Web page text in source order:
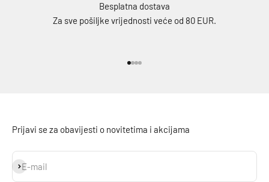
Besplatna dostava
Za sve pošiljke vrijednosti veće od 80 EUR.
Prijavi se za obavijesti o novitetima i akcijama
E-mail
Prijavi se